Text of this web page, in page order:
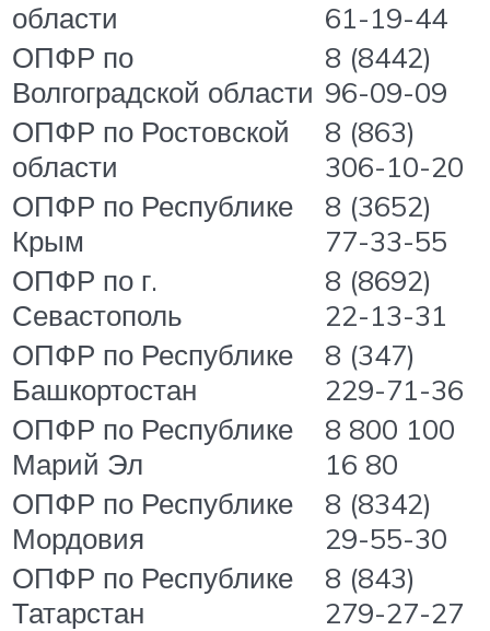
области
61-19-44
ОПФР по
Волгоградской области
8 (8442)
96-09-09
ОПФР по Ростовской
области
8 (863)
306-10-20
ОПФР по Республике
Крым
8 (3652)
77-33-55
ОПФР по г.
Севастополь
8 (8692)
22-13-31
ОПФР по Республике
Башкортостан
8 (347)
229-71-36
ОПФР по Республике
Марий Эл
8 800 100
16 80
ОПФР по Республике
Мордовия
8 (8342)
29-55-30
ОПФР по Республике
Татарстан
8 (843)
279-27-27